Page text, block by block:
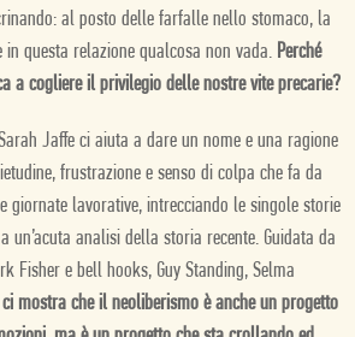
al posto delle farfalle nello stomaco, la
in questa relazione qualcosa non vada. Perché
a cogliere il privilegio delle nostre vite precarie?
Jaffe ci aiuta a dare un nome e una ragione
frustrazione e senso di colpa che fa da
giornate lavorative, intrecciando le singole storie
analisi della storia recente. Guidata da
Fisher e bell hooks, Guy Standing, Selma
mostra che il neoliberismo è anche un progetto